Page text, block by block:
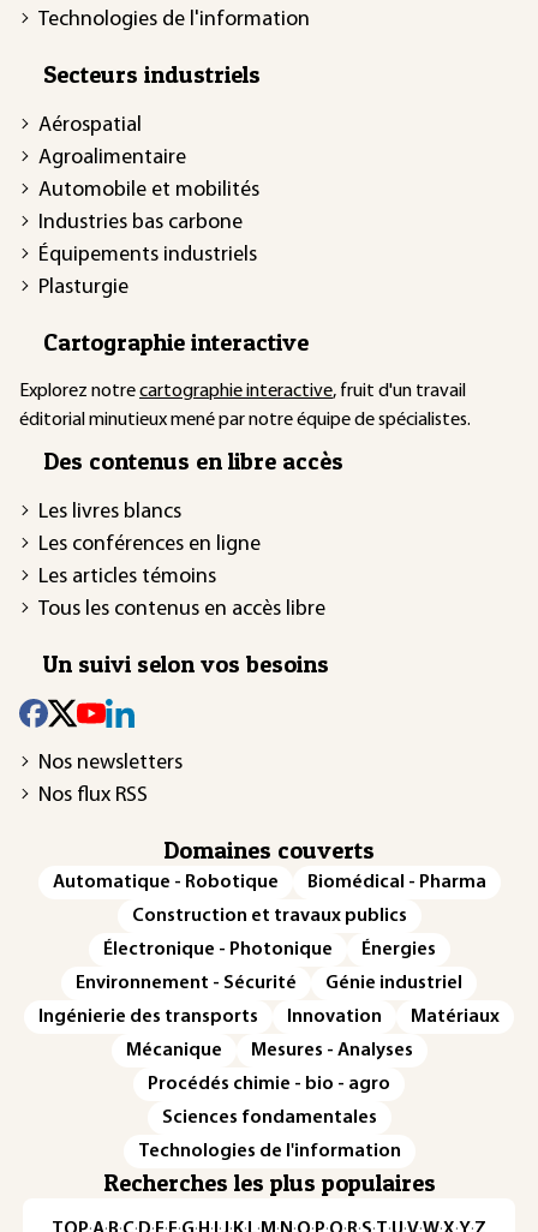
Technologies de l'information
Secteurs industriels
Aérospatial
Agroalimentaire
Automobile et mobilités
Industries bas carbone
Équipements industriels
Plasturgie
Cartographie interactive
Explorez notrecartographie interactive, fruit d'un travail
éditorial minutieux mené par notre équipe de spécialistes.
Des contenus en libre accès
Les livres blancs
Les conférences en ligne
Les articles témoins
Tous les contenus en accès libre
Un suivi selon vos besoins
Nos newsletters
Nos flux RSS
Domaines couverts
Automatique - Robotique
Biomédical - Pharma
Construction et travaux publics
Électronique - Photonique
Énergies
Environnement - Sécurité
Génie industriel
Ingénierie des transports
Innovation
Matériaux
Mécanique
Mesures - Analyses
Procédés chimie - bio - agro
Sciences fondamentales
Technologies de l'information
Recherches les plus populaires